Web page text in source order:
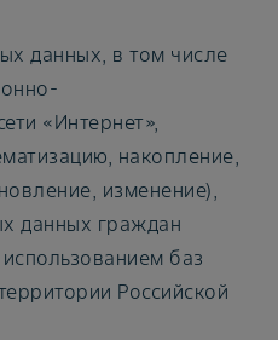
данных, в том числе
«Интернет»,
накопление,
изменение),
данных граждан
баз
Российской